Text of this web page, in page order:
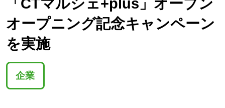
「CTマルシェ+plus」オープン
オープニング記念キャンペーン
を実施
企業